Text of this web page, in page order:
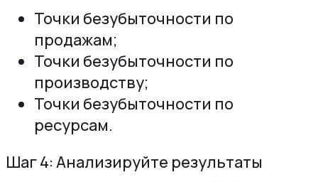
Точки безубыточности по
продажам;
Точки безубыточности по
производству;
Точки безубыточности по
ресурсам.
Шаг 4: Анализируйте результаты